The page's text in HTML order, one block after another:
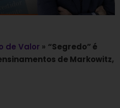
de Valor » “Segredo” é
de Markowitz,